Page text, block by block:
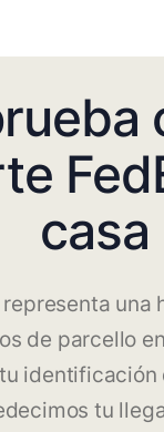
casa
una
de parcello
identificación
tu